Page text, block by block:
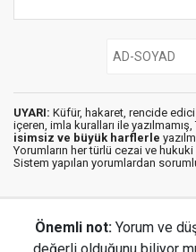
UYARI: Küfür, hakaret, rencide edici
içeren, imla kuralları ile
isimsiz ve büyük harflerle
Yorumların her türlü cezai ve
Sistem yapılan yorumlardan
Önemli not: Yorum ve